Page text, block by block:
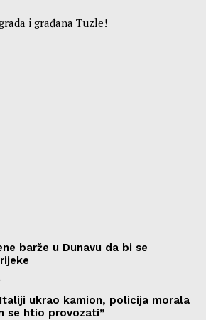
i građana Tuzle!
barže u Dunavu da bi se
ukrao kamion, policija morala
se htio provozati”